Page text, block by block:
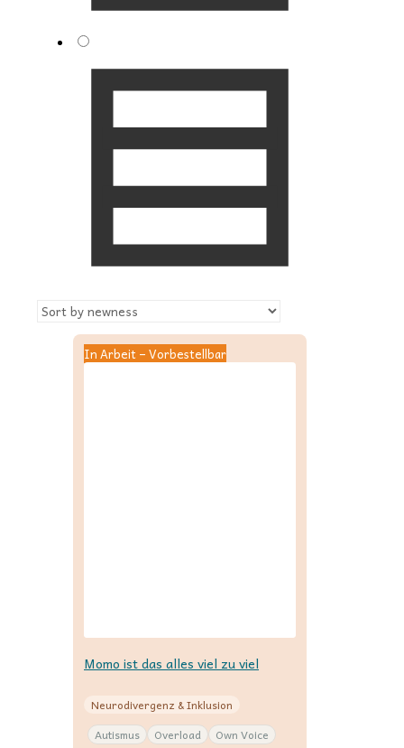
In Arbeit – Vorbestellbar
Momo ist das alles viel zu viel
Neurodivergenz & Inklusion
Autismus
Overload Own Voice